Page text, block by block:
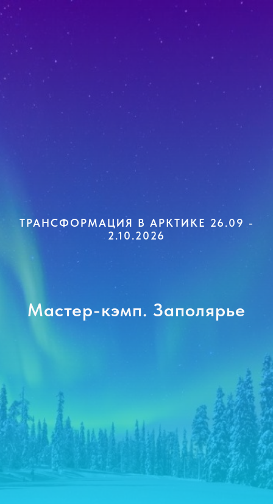
ТРАНСФОРМАЦИЯ В АРКТИКЕ 26.09 -
2.10.2026
Мастер-кэмп. Заполярье